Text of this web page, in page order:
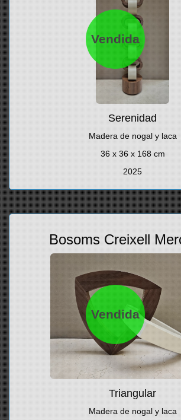
Vendida
Serenidad
Madera de nogal y laca
36 x 36 x 168 cm
2025
Vendida
Bosoms Creixell
Triangular
Madera de nogal y laca